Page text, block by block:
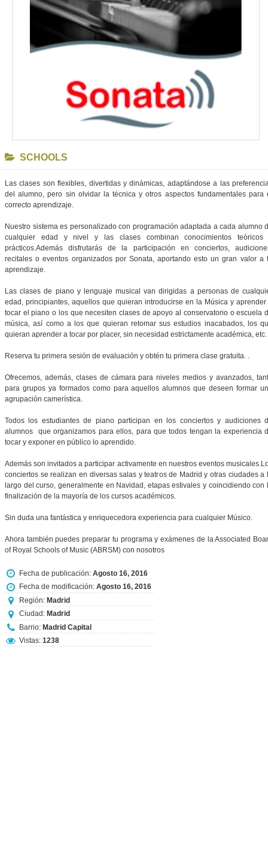
SCHOOLS
Las clases son flexibles, divertidas y dinámicas, adaptándose a las
del alumno, pero sin olvidar la técnica y otros aspectos fundamentales para
correcto aprendizaje.
Nuestro sistema es personalizado con programación adaptada a cada alumno
cualquier edad y nivel y las clases combinan conocimientos teóricos
prácticos.Además disfrutarás de la participación en conciertos,
recitales o eventos organizados por Sonata, aportando esto un gran valor a
aprendizaje.
Las clases de piano y lenguaje musical van dirigidas a personas de
edad, principiantes, aquellos que quieran introducirse en la Música y aprender
tocar el piano o los que necesiten clases de apoyo al conservatorio o escuela
música, así como a los que quieran retomar sus estudios inacabados, los
quieran aprender a tocar por placer, sin necesidad estrictamente académica, etc.
Reserva tu primera sesión de evaluación y obtén tu primera clase gratuita. .
Ofrecemos, además, clases de cámara para niveles medios y avanzados,
para grupos ya formados como para aquellos alumnos que deseen formar
agrupación camerística.
Todos los estudiantes de piano participan en los conciertos y audiciones
alumnos que organizamos para ellos, para que todos tengan la experiencia
tocar y exponer en público lo aprendido.
Además son invitados a participar activamente en nuestros eventos
conciertos se realizan en diversas salas y teatros de Madrid y otras ciudades a
largo del curso, generalmente en Navidad, etapas estivales y coincidiendo con
finalización de la mayoría de los cursos académicos. ​
Sin duda una fantástica y enriquecedora experiencia para cualquier Músico.
Ahora también puedes preparar tu programa y exámenes de la Associated
of Royal Schools of Music (ABRSM) con nosotros
Fecha de publicación: Agosto 16, 2016
Fecha de modificación: Agosto 16, 2016
Región: Madrid
Ciudad: Madrid
Barrio: Madrid Capital
Vistas: 1238